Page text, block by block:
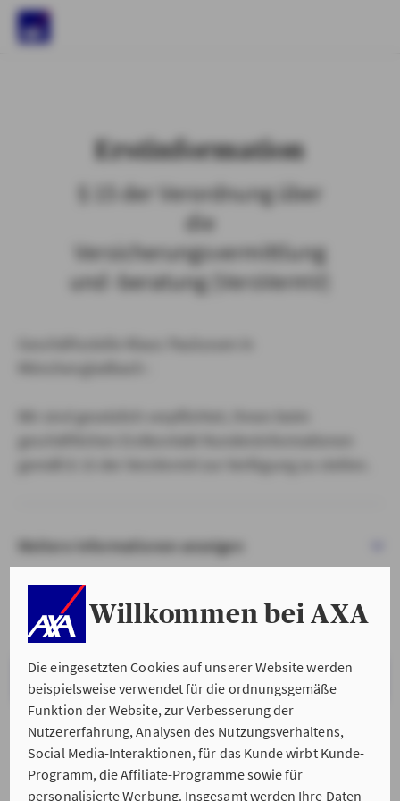
Willkommen bei AXA
Die eingesetzten Cookies auf unserer Website werden
beispielsweise verwendet für die ordnungsgemäße
Funktion der Website, zur Verbesserung der
Nutzererfahrung, Analysen des Nutzungsverhaltens,
Social Media-Interaktionen, für das Kunde wirbt Kunde-
Programm, die Affiliate-Programme sowie für
personalisierte Werbung. Insgesamt werden Ihre Daten
Erstinformation
§ 15 der Verordnung über
die
Versicherungsvermittlung
und -beratung (VersVermV)
Weitere Informationen anzeigen
VERSTANDEN & WEITER